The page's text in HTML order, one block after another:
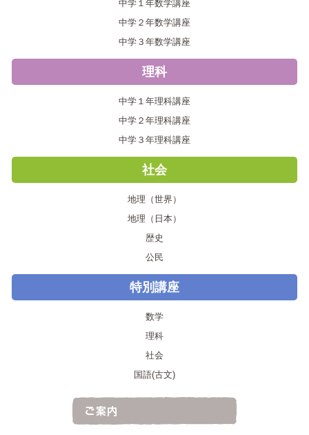
中学１年数学講座
中学２年数学講座
中学３年数学講座
理科
中学１年理科講座
中学２年理科講座
中学３年理科講座
社会
地理（世界）
地理（日本）
歴史
公民
特別講座
数学
理科
社会
国語(古文)